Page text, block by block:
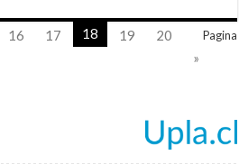
Pagina
16 17 18 19
20
»